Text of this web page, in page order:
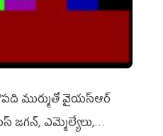
ముర్ముతో వైయ‌స్ఆర్
జ‌గ‌న్, ఎమ్మెల్యేలు,